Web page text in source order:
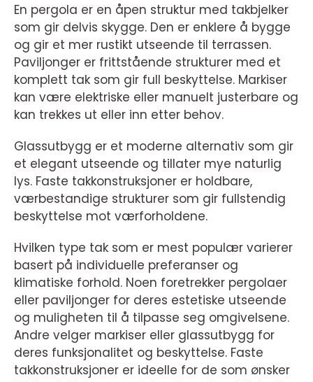
En pergola er en åpen struktur med takbjelker
som gir delvis skygge. Den er enklere å bygge
og gir et mer rustikt utseende til terrassen.
Paviljonger er frittstående strukturer med et
komplett tak som gir full beskyttelse. Markiser
kan være elektriske eller manuelt justerbare og
kan trekkes ut eller inn etter behov.
Glassutbygg er et moderne alternativ som gir
et elegant utseende og tillater mye naturlig
lys. Faste takkonstruksjoner er holdbare,
værbestandige strukturer som gir fullstendig
beskyttelse mot værforholdene.
Hvilken type tak som er mest populær varierer
basert på individuelle preferanser og
klimatiske forhold. Noen foretrekker pergolaer
eller paviljonger for deres estetiske utseende
og muligheten til å tilpasse seg omgivelsene.
Andre velger markiser eller glassutbygg for
deres funksjonalitet og beskyttelse. Faste
takkonstruksjoner er ideelle for de som ønsker